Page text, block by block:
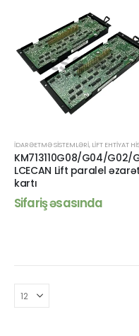
İDARƏETMƏ SISTEMLƏRI, LIFT EHTIYAT
KM713110G08/G04/G02/
LCECAN Lift paralel əzarət
kartı
Sifariş əsasında